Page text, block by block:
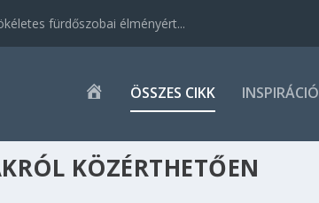
fürdőszobai élményért...
L
A
ÖSSZES CIKK INSPIRÁCIÓ
KÖZÉRTHETŐEN